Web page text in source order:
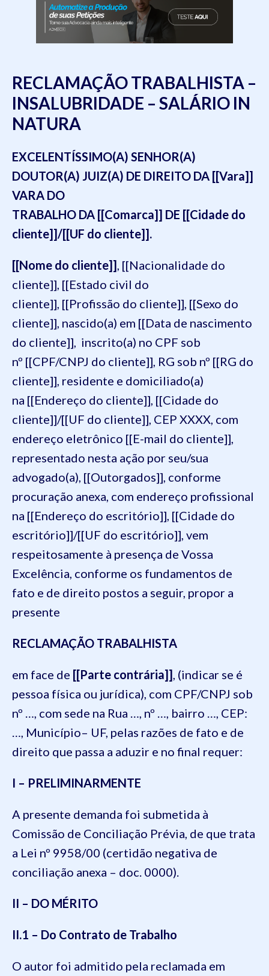
RECLAMAÇÃO TRABALHISTA –
INSALUBRIDADE – SALÁRIO IN
NATURA
EXCELENTÍSSIMO(A) SENHOR(A)
DOUTOR(A) JUIZ(A) DE DIREITO DA [[Vara]]
VARA DO
TRABALHO DA [[Comarca]] DE [[Cidade do
cliente]]/[[UF do cliente]].
[[Nome do cliente]] , [[Nacionalidade do
cliente]], [[Estado civil do
cliente]], [[Profissão do cliente]], [[Sexo do
cliente]], nascido(a) em [[Data de nascimento
do cliente]], inscrito(a) no CPF sob
nº [[CPF/CNPJ do cliente]], RG sob nº [[RG do
cliente]], residente e domiciliado(a)
na [[Endereço do cliente]], [[Cidade do
cliente]]/[[UF do cliente]], CEP XXXX, com
endereço eletrônico [[E-mail do cliente]],
representado nesta ação por seu/sua
advogado(a), [[Outorgados]], conforme
procuração anexa, com endereço profissional
na [[Endereço do escritório]], [[Cidade do
escritório]]/[[UF do escritório]], vem
respeitosamente à presença de Vossa
Excelência, conforme os fundamentos de
fato e de direito postos a seguir, propor a
presente
RECLAMAÇÃO TRABALHISTA
em face de [[Parte contrária]] , (indicar se é
pessoa física ou jurídica), com CPF/CNPJ sob
nº …, com sede na Rua …, nº …, bairro …, CEP:
…, Município– UF, pelas razões de fato e de
direito que passa a aduzir e no final requer:
I – PRELIMINARMENTE
A presente demanda foi submetida à
Comissão de Conciliação Prévia, de que trata
a Lei nº 9958/00 (certidão negativa de
conciliação anexa – doc. 0000).
II – DO MÉRITO
II.1 – Do Contrato de Trabalho
O autor foi admitido pela reclamada em